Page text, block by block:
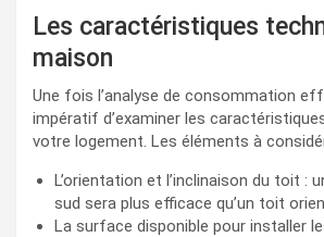
Les caractéristiques
maison
Une fois l’analyse de consommation
impératif d’examiner les
votre logement. Les éléments à
L’orientation et l’inclinaison du toit :
sud sera plus efficace qu’un toit
La surface disponible pour installer